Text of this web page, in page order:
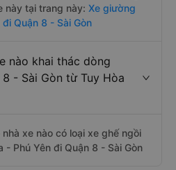
này tại trang này: Xe giường
Quận 8 - Sài Gòn
nào khai thác dòng
- Sài Gòn từ Tuy Hòa
xe nào có loại xe ghế ngồi
- Phú Yên đi Quận 8 - Sài Gòn